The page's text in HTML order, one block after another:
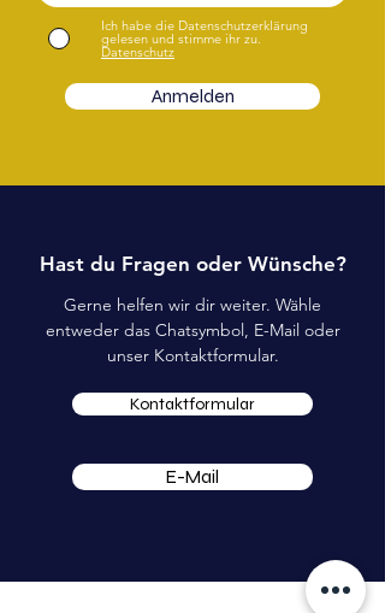
Ich habe die Datenschutzerklärung
gelesen und stimme ihr zu.
Datenschutz
Anmelden
Hast du Fragen oder Wünsche?
Gerne helfen wir dir weiter. Wähle
entweder das Chatsymbol, E-Mail oder
unser Kontaktformular.
Kontaktformular
E-Mail